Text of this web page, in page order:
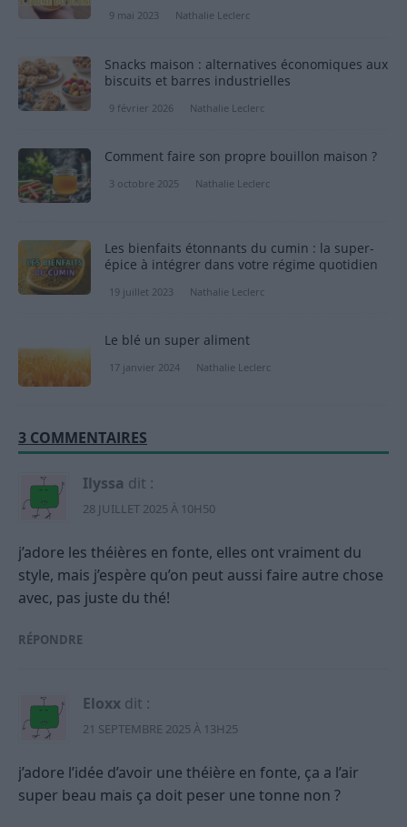
9 mai 2023 Nathalie Leclerc
Snacks maison : alternatives économiques aux
biscuits et barres industrielles
9 février 2026 Nathalie Leclerc
Comment faire son propre bouillon maison ?
3 octobre 2025 Nathalie Leclerc
Les bienfaits étonnants du cumin : la super-
épice à intégrer dans votre régime quotidien
19 juillet 2023 Nathalie Leclerc
Le blé un super aliment
17 janvier 2024 Nathalie Leclerc
3 COMMENTAIRES
Ilyssa dit :
28 JUILLET 2025 À 10H50
j’adore les théières en fonte, elles ont vraiment du
style, mais j’espère qu’on peut aussi faire autre chose
avec, pas juste du thé!
RÉPONDRE
Eloxx dit :
21 SEPTEMBRE 2025 À 13H25
j’adore l’idée d’avoir une théière en fonte, ça a l’air
super beau mais ça doit peser une tonne non ?